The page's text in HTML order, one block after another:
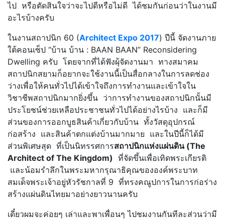
ไป หรือตัดสินใจว่าจะไปดีหรือไม่ดี ได้ชมกันก่อนว่าในงานมี
อะไรบ้างครับ
ในงานสถาปนิก 60 (Architect Expo 2017) ปีนี้ จัดงานภาย
ใต้คอนเซ็ป “บ้าน บ้าน : BAAN BAAN” Reconsidering
Dwelling ครับ โดยจากที่ได้ฟังผุ้จัดงานมา ทางสมาคม
สถาปนิกสยามก็อยากจะใช้งานนี้เป็นสื่อกลางในการลดช่อง
ว่างเพื่อให้คนทั่วไปได้เข้าใจถึงการทำงานและเข้าใจใน
วิชาชีพสถาปนิกมากยิ่งขึ้น ว่าการทำงานของสถาปนิกนั้นมี
ประโยชน์ช่วยเหลือประชาชนทั่วไปได้อย่างไรบ้าง และก็มี
ส่วนของการออกบูธสินค้าเกี่ยวกับบ้าน ทั้งวัสดุอุปกรณ์
ก่อสร้าง และสินค้าตกแต่งบ้านมากมาย และในปีนี้ก็ได้มี
ส่วนพิเศษสุด ที่เป็นนิทรรศการสถาปนิกแห่งแผ่นดิน (The
Architect of The Kingdom) ที่จัดขึ้นเพื่อเทิดพระเกียรติ
และน้อมรำลึกในพระมหากรุณาธิคุณขององค์พระบาท
สมเด็จพระเจ้าอยู่หัวรัชกาลที่ 9 ที่ทรงคณูปการในการก่อร่าง
สร้างแผ่นดินไทยมาอย่างยาวนานครับ
เดี๋ยวผมจะค่อยๆ เล่าและพาเพื่อนๆ ไปชมงานกันทีละส่วนว่ามี